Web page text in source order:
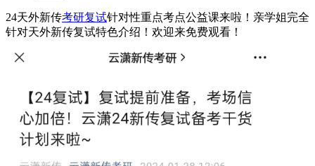
24天外新传考研复试针对性重点考点公益课来啦！亲学姐完全
针对天外新传复试特色介绍！欢迎来免费观看！